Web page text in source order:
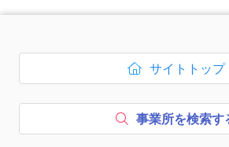
次のコ
ボタン1、
サイトトップ
を開く
ボタン2
事業所を検索す